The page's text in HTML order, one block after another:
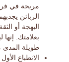
مريحة في
الزبائن
البهجة أو
بعلامتك.
طويلة المدى
الانطباع